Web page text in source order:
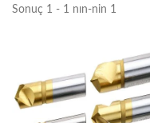
Sonuç 1 - 1 nın-nin 1